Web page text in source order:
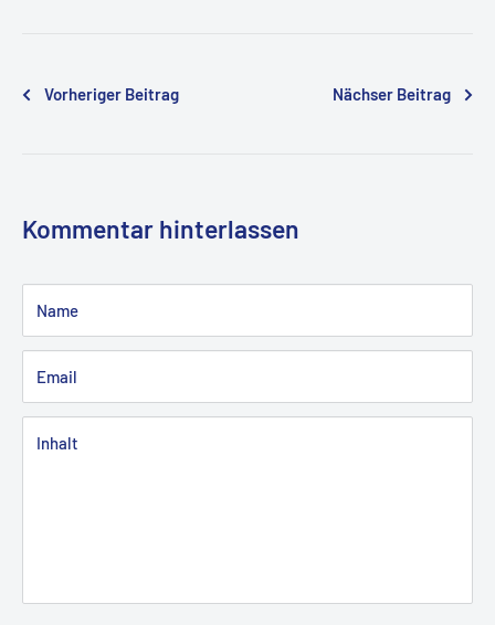
Vorheriger Beitrag Nächser Beitrag
Kommentar hinterlassen
Name
Email
Inhalt